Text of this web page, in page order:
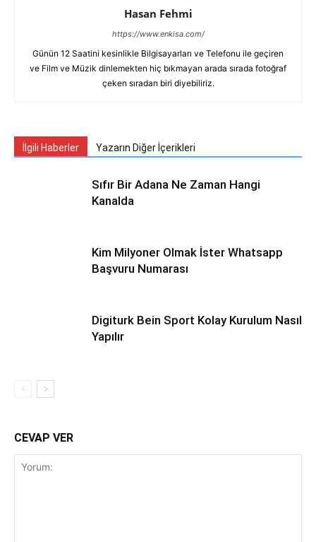
Hasan Fehmi
https://www.enkisa.com/
Günün 12 Saatini kesinlikle Bilgisayarları ve Telefonu ile geçiren
ve Film ve Müzik dinlemekten hiç bıkmayan arada sırada fotoğraf
çeken sıradan biri diyebiliriz.
İlgili Haberler Yazarın Diğer İçerikleri
Sıfır Bir Adana Ne Zaman Hangi
Kanalda
Kim Milyoner Olmak İster Whatsapp
Başvuru Numarası
Digiturk Bein Sport Kolay Kurulum Nasıl
Yapılır
CEVAP VER